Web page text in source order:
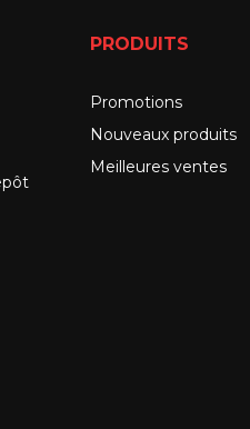
PRODUITS
Promotions
Nouveaux produits
Meilleures ventes